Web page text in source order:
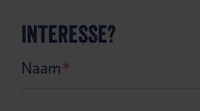
INTERESSE?
Naam*